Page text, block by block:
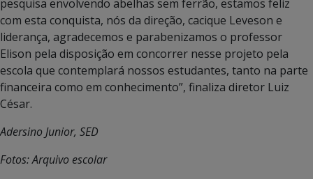
pesquisa envolvendo abelhas sem ferrão, estamos feliz
com esta conquista, nós da direção, cacique Leveson e
liderança, agradecemos e parabenizamos o professor
Elison pela disposição em concorrer nesse projeto pela
escola que contemplará nossos estudantes, tanto na parte
financeira como em conhecimento”, finaliza diretor Luiz
César.
Adersino Junior, SED
Fotos: Arquivo escolar